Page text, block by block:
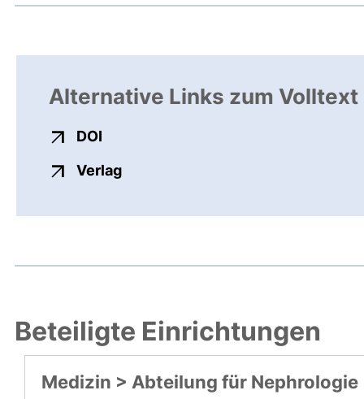
Alternative Links zum Volltext
DOI
Verlagexterner Link, öffnet neues
Beteiligte Einrichtungen
Medizin > Abteilung für Nephrologie